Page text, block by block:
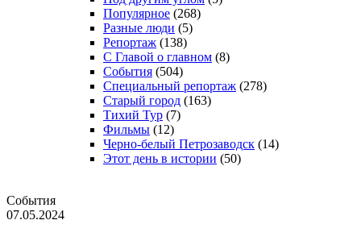
Популярное (268)
Разные люди (5)
Репортаж (138)
С Главой о главном (8)
События (504)
Специальный репортаж (278)
Старый город (163)
Тихий Тур (7)
Фильмы (12)
Черно-белый Петрозаводск (14)
Этот день в истории (50)
События
07.05.2024